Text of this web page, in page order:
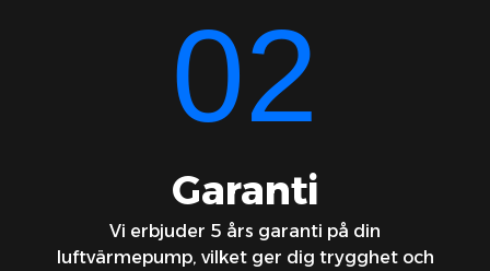
02
Garanti
Vi erbjuder 5 års garanti på din
luftvärmepump, vilket ger dig trygghet och